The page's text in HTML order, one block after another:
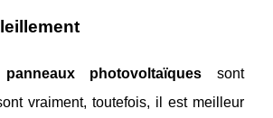
panneaux photovoltaïques sont
vraiment, toutefois, il est meilleur